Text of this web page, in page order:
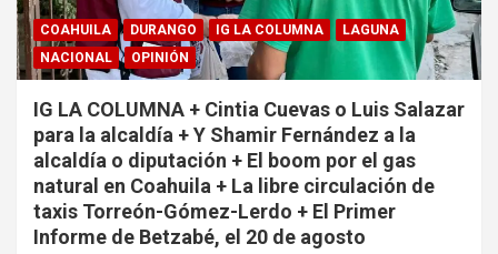
COAHUILA DURANGO IG LA COLUMNA
LAGUNA
NACIONAL
OPINIÓN
IG LA COLUMNA + Cintia Cuevas o Luis Salazar
para la alcaldía + Y Shamir Fernández a la
alcaldía o diputación + El boom por el gas
natural en Coahuila + La libre circulación de
taxis Torreón-Gómez-Lerdo + El Primer
Informe de Betzabé, el 20 de agosto